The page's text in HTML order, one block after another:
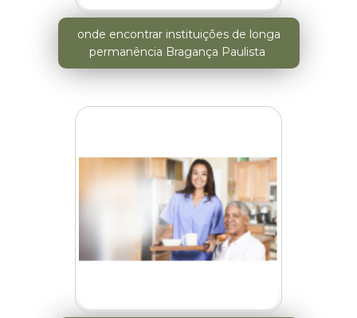
onde encontrar instituições de longa
permanência Bragança Paulista